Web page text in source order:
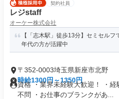
契約社員
レジstaff
オーケー株式会社
【「志木駅」徒歩13分】セミセル
年代の方が活躍中
〒352-0003埼玉県新座市北野
時給1300円～1350円
資格 ・業界未経験大歓迎！ ・
不問 ・お仕事のブランクがあ...